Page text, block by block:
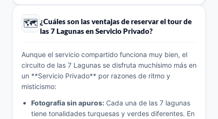
🗺️ ¿Cuáles son las ventajas de reservar el tour de
las 7 Lagunas en Servicio Privado?
Aunque el servicio compartido funciona muy bien, el
circuito de las 7 Lagunas se disfruta muchísimo más en
un **Servicio Privado** por razones de ritmo y
misticismo:
Fotografía sin apuros: Cada una de las 7 lagunas
tiene tonalidades turquesas y verdes diferentes. En